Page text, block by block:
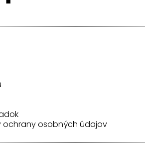
ochrany osobných údajov